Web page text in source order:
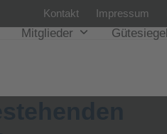
Kontakt Impressum
Mitglieder Gütesiegel